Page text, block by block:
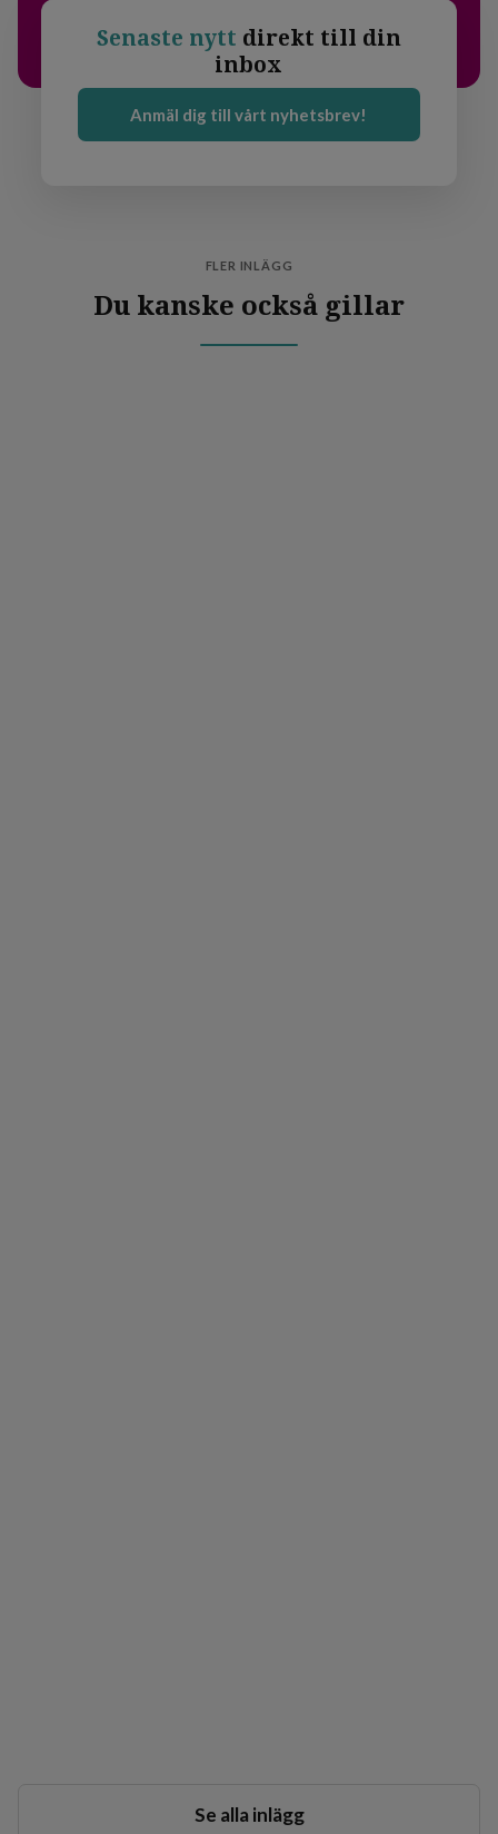
Senaste nytt direkt till din
inbox
Anmäl dig till vårt nyhetsbrev!
FLER INLÄGG
Du kanske också gillar
Se alla inlägg